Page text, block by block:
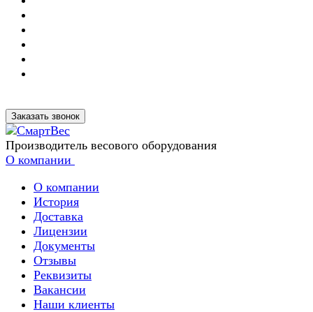
Заказать звонок
Производитель весового оборудования
О компании
О компании
История
Доставка
Лицензии
Документы
Отзывы
Реквизиты
Вакансии
Наши клиенты